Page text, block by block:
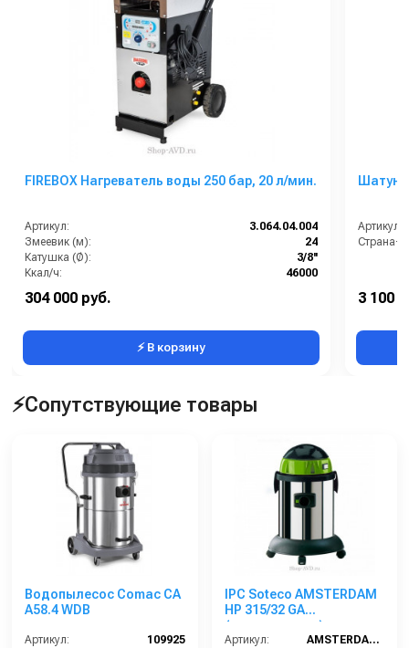
FIREBOX Нагреватель воды 250 бар, 20 л/мин.
Артикул:
3.064.04.004
Змеевик (м):
24
Катушка (Ø):
3/8''
Ккал/ч:
46000
Выход:
304 000 руб.
⚡ В корзину
Шатун
Артикул:
Страна-
3 100
⚡Сопутствующие товары
Водопылесос Comac CA
A58.4 WDВ
Артикул:
109925
IPC Soteco AMSTERDAM
HP 315/32 GA
(пылеводосос)
Артикул:
AMSTERDAM315/32GA